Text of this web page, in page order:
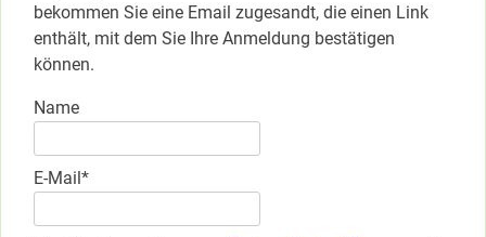
bekommen Sie eine Email zugesandt, die einen Link
enthält, mit dem Sie Ihre Anmeldung bestätigen
können.
Name
E-Mail*